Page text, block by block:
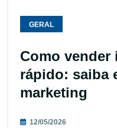
GERAL
Como vender
rápido: saiba
marketing
12/05/2026